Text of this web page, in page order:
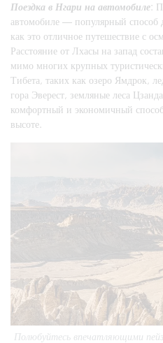
Поездка в Нгари на автомобиле:
автомобиле — популярный способ
как это отличное путешествие с
Расстояние от Лхасы на запад
мимо многих крупных
Тибета, таких как озеро Ямдрок,
гора Эверест, земляные леса
комфортный и экономичный
высоте.
Полюбуйтесь впечатляющими